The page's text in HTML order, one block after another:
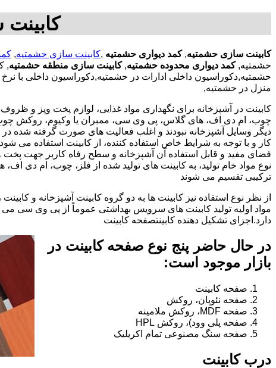
کابینت سازی حشمتیه,کمد دیواری حشمتیه ,کابینت سازی حشمتیه,
حشمتیه,کمد دیواری محدوده حشمتیه, کابینت سازی منطقه حشمتیه,
حشمتیه,دکوراسیون داخلی ادارات در حشمتیه,دکوراسیون داخلی با
منزل در حشمتیه,
کابینت در آشپزخانه برای نگهداری مواد غذایی، لوازم پخت وپز و
چوب، ام دی اف، های گلاس، پی وی سی، ممبران یا وکیوم، روکش چوب
دیگر وسایل آشپزخانه نبودند و اغلب فعالیت های صورت گرفته شده
کار و با توجه به شرایط خاص استفاده کننده، از کابینت استفاده
فضای مفید و قابل استفاده آن آشپزخانه و سطح رفاه کاربر جهت
نوع مواد خام تولید، به کابینت های تولید شده از فلز، چوب، ام دی
ترکیبی تقسیم می شوند
از نظر نوع استفاده نیز کابینت ها به دو گروه کابینت آشپزخانه و
مواد اولیه تولید کابینت های سرویس بهداشتی عموماً از پی وی سی
دارد.اجزای تشکیل دهنده کابینتصفحه کابینت
در حال حاضر پنج نوع صفحه کابینت در
بازار موجود است:
صفحه کابینت
صفحه نئوپان، روکش
صفحه MDF، روکش ملامینه
صفحه پلی وود)، روکش HPL
صفحه سنگ مصنوعی تمام اکریلیک
درب کابینت